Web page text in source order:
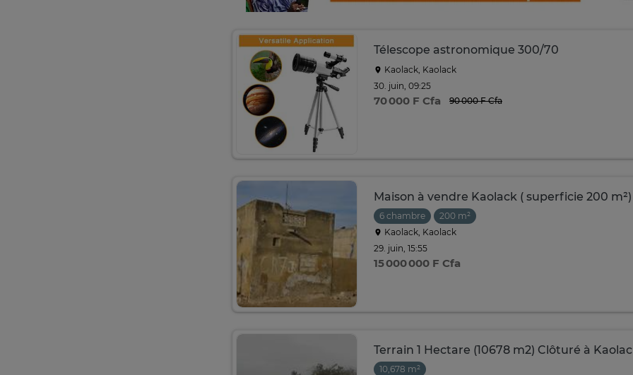
Télescope astronomique 300/70
Kaolack, Kaolack
30. juin, 09:25
70 000 F Cfa 90 000 F Cfa
Maison à vendre Kaolack ( superficie 200 m²)
6 chambre
200 m²
Kaolack, Kaolack
29. juin, 15:55
15 000 000 F Cfa
Terrain 1 Hectare (10678 m2) Clôturé à
10,678 m²